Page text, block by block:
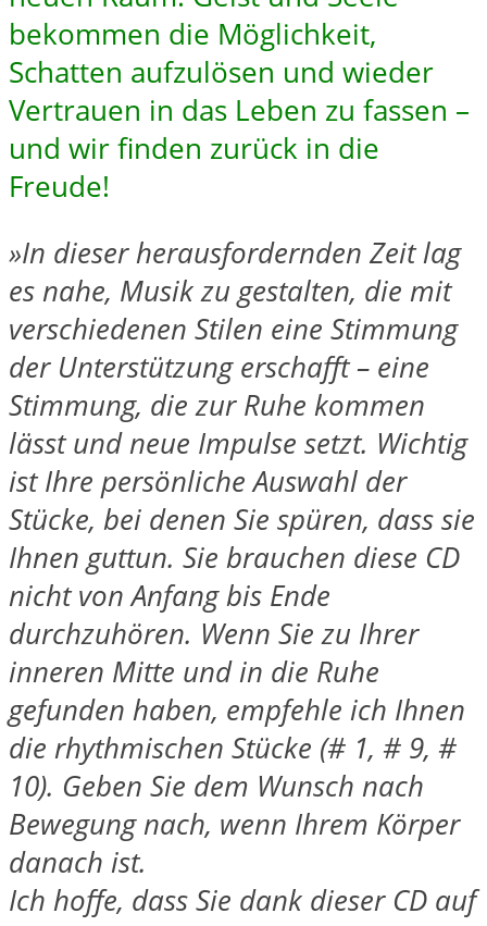
bekommen die Möglichkeit,
Schatten aufzulösen und wieder
Vertrauen in das Leben zu fassen –
und wir finden zurück in die
Freude!
»In dieser herausfordernden Zeit lag
es nahe, Musik zu gestalten, die mit
verschiedenen Stilen eine Stimmung
der Unterstützung erschafft – eine
Stimmung, die zur Ruhe kommen
lässt und neue Impulse setzt. Wichtig
ist Ihre persönliche Auswahl der
Stücke, bei denen Sie spüren, dass sie
Ihnen guttun. Sie brauchen diese CD
nicht von Anfang bis Ende
durchzuhören. Wenn Sie zu Ihrer
inneren Mitte und in die Ruhe
gefunden haben, empfehle ich Ihnen
die rhythmischen Stücke (# 1, # 9, #
10). Geben Sie dem Wunsch nach
Bewegung nach, wenn Ihrem Körper
danach ist.
Ich hoffe, dass Sie dank dieser CD auf